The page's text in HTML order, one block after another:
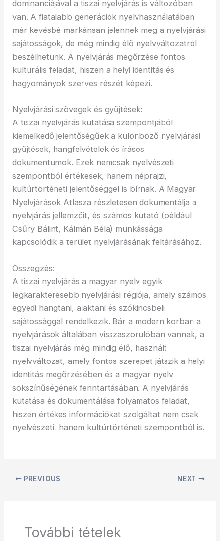
dominanciájával a tiszai nyelvjárás is változóban
van. A fiatalabb generációk nyelvhasználatában
már kevésbé markánsan jelennek meg a nyelvjárási
sajátosságok, de még mindig élő nyelvváltozatról
beszélhetünk. A nyelvjárás megőrzése fontos
kulturális feladat, hiszen a helyi identitás és
hagyományok szerves részét képezi.
Nyelvjárási szövegek és gyűjtések:
A tiszai nyelvjárás kutatása szempontjából
kiemelkedő jelentőségűek a különböző nyelvjárási
gyűjtések, hangfelvételek és írásos
dokumentumok. Ezek nemcsak nyelvészeti
szempontból értékesek, hanem néprajzi,
kultúrtörténeti jelentőséggel is bírnak. A Magyar
Nyelvjárások Atlasza részletesen dokumentálja a
nyelvjárás jellemzőit, és számos kutató (például
Csűry Bálint, Kálmán Béla) munkássága
kapcsolódik a terület nyelvjárásának feltárásához.
Összegzés:
A tiszai nyelvjárás a magyar nyelv egyik
legkarakteresebb nyelvjárási régiója, amely számos
egyedi hangtani, alaktani és szókincsbeli
sajátossággal rendelkezik. Bár a modern korban a
nyelvjárások általában visszaszorulóban vannak, a
tiszai nyelvjárás még mindig élő, használt
nyelvváltozat, amely fontos szerepet játszik a helyi
identitás megőrzésében és a magyar nyelv
sokszínűségének fenntartásában. A nyelvjárás
kutatása és dokumentálása folyamatos feladat,
hiszen értékes információkat szolgáltat nem csak
nyelvészeti, hanem kultúrtörténeti szempontból is.
PREVIOUS NEXT
További tételek